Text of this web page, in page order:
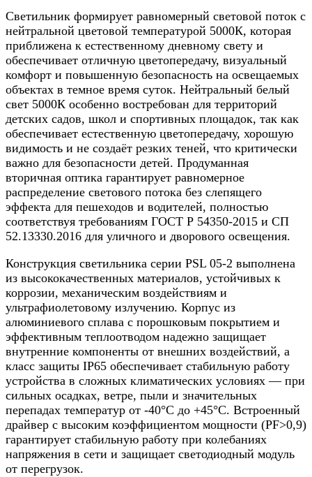
Светильник формирует равномерный световой поток с
нейтральной цветовой температурой 5000К, которая
приближена к естественному дневному свету и
обеспечивает отличную цветопередачу, визуальный
комфорт и повышенную безопасность на освещаемых
объектах в темное время суток. Нейтральный белый
свет 5000К особенно востребован для территорий
детских садов, школ и спортивных площадок, так как
обеспечивает естественную цветопередачу, хорошую
видимость и не создаёт резких теней, что критически
важно для безопасности детей. Продуманная
вторичная оптика гарантирует равномерное
распределение светового потока без слепящего
эффекта для пешеходов и водителей, полностью
соответствуя требованиям ГОСТ Р 54350-2015 и СП
52.13330.2016 для уличного и дворового освещения.
Конструкция светильника серии PSL 05-2 выполнена
из высококачественных материалов, устойчивых к
коррозии, механическим воздействиям и
ультрафиолетовому излучению. Корпус из
алюминиевого сплава с порошковым покрытием и
эффективным теплоотводом надежно защищает
внутренние компоненты от внешних воздействий, а
класс защиты IP65 обеспечивает стабильную работу
устройства в сложных климатических условиях — при
сильных осадках, ветре, пыли и значительных
перепадах температур от -40°C до +45°C. Встроенный
драйвер с высоким коэффициентом мощности (PF>0,9)
гарантирует стабильную работу при колебаниях
напряжения в сети и защищает светодиодный модуль
от перегрузок.